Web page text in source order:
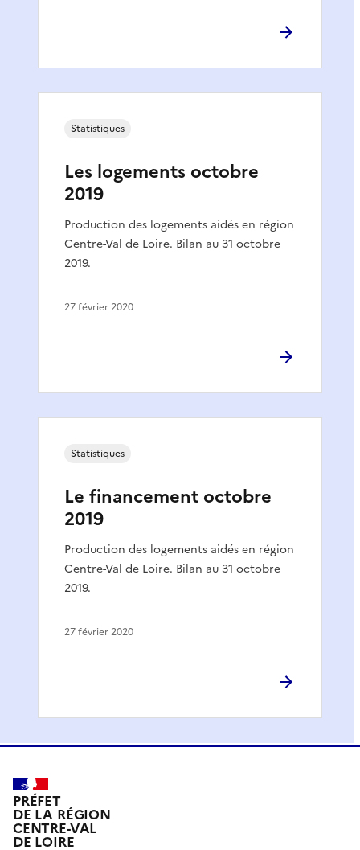
Les logements octobre
2019
Production des logements aidés en région
Centre-Val de Loire. Bilan au 31 octobre
2019.
Statistiques
27 février 2020
Le financement octobre
2019
Production des logements aidés en région
Centre-Val de Loire. Bilan au 31 octobre
2019.
Statistiques
27 février 2020
PRÉFET
DE LA RÉGION
CENTRE-VAL
DE LOIRE